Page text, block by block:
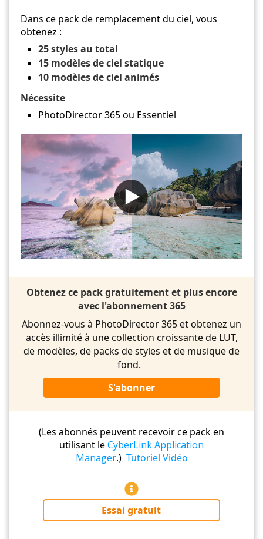
Dans ce pack de remplacement du ciel, vous
obtenez :
25 styles au total
15 modèles de ciel statique
10 modèles de ciel animés
Nécessite
PhotoDirector 365 ou Essentiel
Obtenez ce pack gratuitement et plus encore
avec l'abonnement 365
Abonnez-vous à PhotoDirector 365 et obtenez un
accès illimité à une collection croissante de LUT,
de modèles, de packs de styles et de musique de
fond.
S'abonner
(Les abonnés peuvent recevoir ce pack en
utilisant leCyberLink Application
Manager.) Tutoriel Vidéo
Essai gratuit